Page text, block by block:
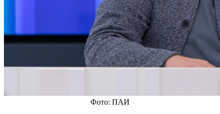
Фото: ПАИ